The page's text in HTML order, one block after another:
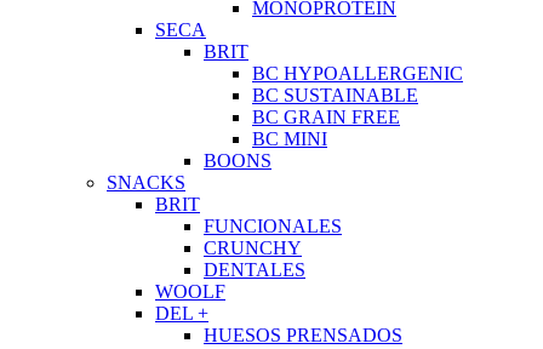
MONOPROTEIN
SECA
BRIT
BC HYPOALLERGENIC
BC SUSTAINABLE
BC GRAIN FREE
BC MINI
BOONS
SNACKS
BRIT
FUNCIONALES
CRUNCHY
DENTALES
WOOLF
DEL +
HUESOS PRENSADOS